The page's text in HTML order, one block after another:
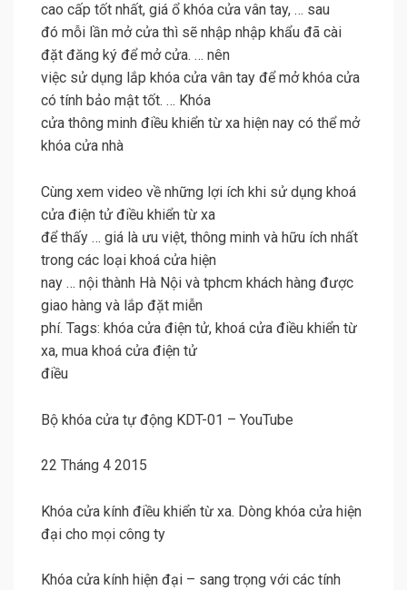
cao cấp tốt nhất, giá ổ khóa cửa vân tay, … sau
đó mỗi lần mở cửa thì sẽ nhập nhập khẩu đã cài
đặt đăng ký để mở cửa. … nên
việc sử dụng lắp khóa cửa vân tay để mở khóa cửa
có tính bảo mật tốt. … Khóa
cửa thông minh điều khiển từ xa hiện nay có thể mở
khóa cửa nhà
Cùng xem video về những lợi ích khi sử dụng khoá
cửa điện tử điều khiển từ xa
để thấy … giá là ưu việt, thông minh và hữu ích nhất
trong các loại khoá cửa hiện
nay … nội thành Hà Nội và tphcm khách hàng được
giao hàng và lắp đặt miễn
phí. Tags: khóa cửa điện tử, khoá cửa điều khiển từ
xa, mua khoá cửa điện tử
điều
Bộ khóa cửa tự động KDT-01 – YouTube
22 Tháng 4 2015
Khóa cửa kính điều khiển từ xa. Dòng khóa cửa hiện
đại cho mọi công ty
Khóa cửa kính hiện đại – sang trọng với các tính